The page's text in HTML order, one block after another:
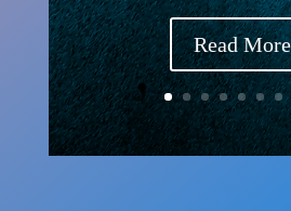
Read More